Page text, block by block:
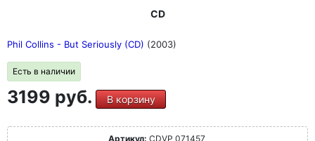
CD
Phil Collins - But Seriously (CD) (2003)
Есть в наличии
3199 руб. В корзину
Артикул: CDVP 071457